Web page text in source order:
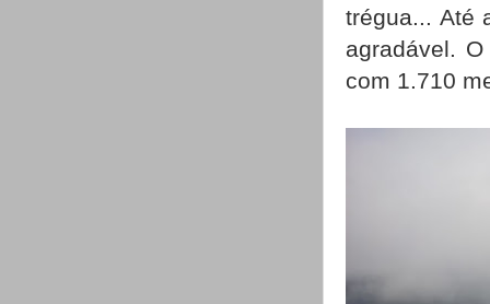
trégua... Até
agradável.
com 1.710